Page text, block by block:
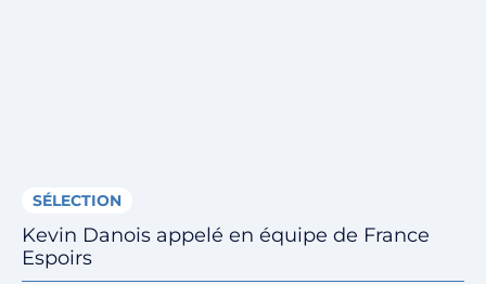
SÉLECTION
Kevin Danois appelé en équipe de France
Espoirs